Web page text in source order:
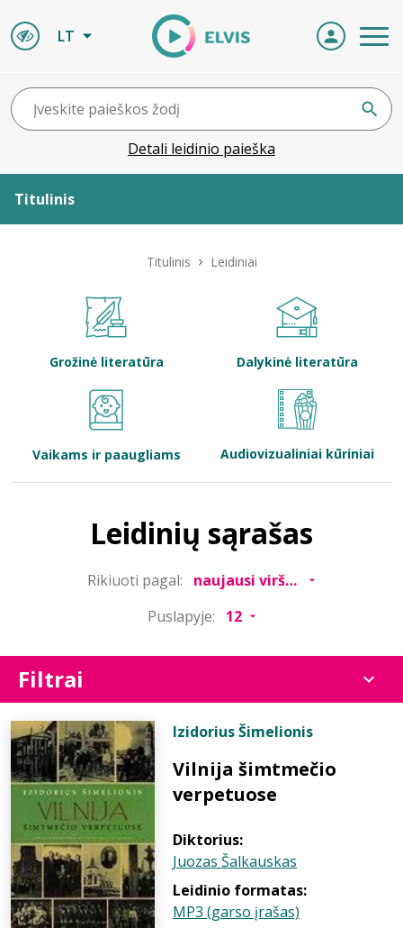
LT
Detali leidinio paieška
Titulinis
Bibliotekoms
Titulinis Leidiniai
Grožinė literatūra Dalykinė literatūra
Vaikams ir paaugliams Audiovizualiniai kūriniai
Leidinių sąrašas
Rikiuoti pagal:
Puslapyje:
Filtrai
Izidorius Šimelionis
Vilnija šimtmečio
verpetuose
Diktorius:
Juozas Šalkauskas
Leidinio formatas:
MP3 (garso įrašas)